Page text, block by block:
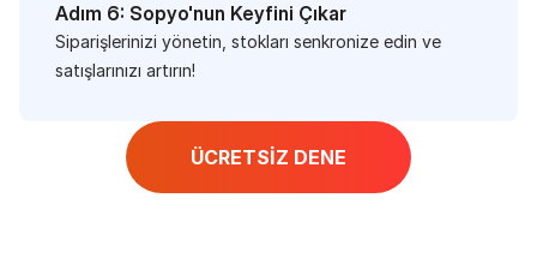
Adım 6: Sopyo'nun Keyfini Çıkar
Siparişlerinizi yönetin, stokları senkronize edin ve
satışlarınızı artırın!
ÜCRETSİZ DENE